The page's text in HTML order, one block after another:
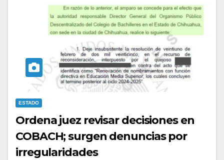
ESTADO
Ordena juez revisar decisiones en
COBACH; surgen denuncias por
irregularidades